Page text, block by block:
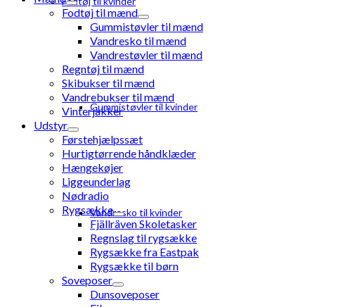
Gummistøvler til kvinder
Vandresko til kvinder
Fodtøj til mænd
Gummistøvler til mænd
Vandresko til mænd
Vandrestøvler til mænd
Regntøj til mænd
Skibukser til mænd
Vandrebukser til mænd
Vinterjakker
Udstyr
Førstehjælpssæt
Hurtigtørrende håndklæder
Hængekøjer
Liggeunderlag
Nødradio
Rygsække
Fjällräven Skoletasker
Regnslag til rygsække
Rygsække fra Eastpak
Rygsække til børn
Soveposer
Dunsoveposer